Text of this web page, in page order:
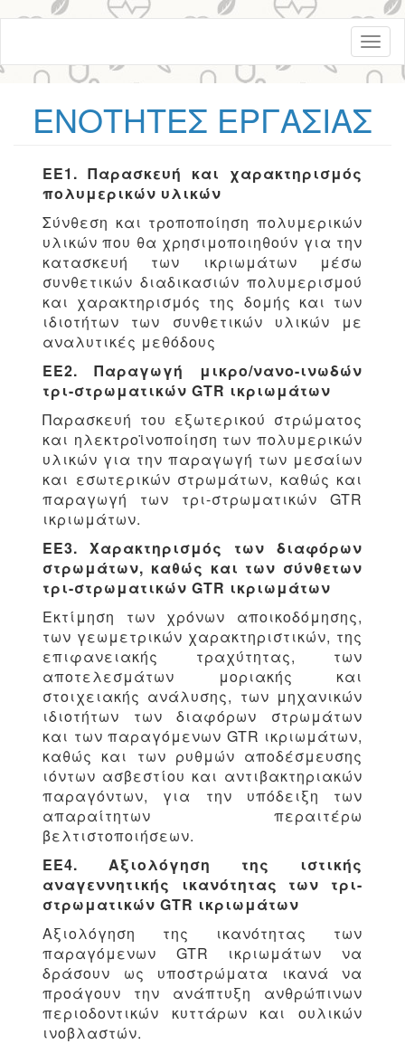
main
content
ΕΝΟΤΗΤΕΣ ΕΡΓΑΣΙΑΣ
ΕΕ1. Παρασκευή και χαρακτηρισμός
πολυμερικών υλικών
Σύνθεση και τροποποίηση πολυμερικών
υλικών που θα χρησιμοποιηθούν για την
κατασκευή των ικριωμάτων μέσω
συνθετικών διαδικασιών πολυμερισμού
και χαρακτηρισμός της δομής και των
ιδιοτήτων των συνθετικών υλικών με
αναλυτικές μεθόδους
ΕΕ2. Παραγωγή μικρο/νανο-ινωδών
τρι-στρωματικών GTR ικριωμάτων
Παρασκευή του εξωτερικού στρώματος
και ηλεκτροϊνοποίηση των πολυμερικών
υλικών για την παραγωγή των μεσαίων
και εσωτερικών στρωμάτων, καθώς και
παραγωγή των τρι-στρωματικών GTR
ικριωμάτων.
ΕΕ3. Χαρακτηρισμός των διαφόρων
στρωμάτων, καθώς και των σύνθετων
τρι-στρωματικών GTR ικριωμάτων
Εκτίμηση των χρόνων αποικοδόμησης,
των γεωμετρικών χαρακτηριστικών, της
επιφανειακής τραχύτητας, των
αποτελεσμάτων μοριακής και
στοιχειακής ανάλυσης, των μηχανικών
ιδιοτήτων των διαφόρων στρωμάτων
και των παραγόμενων GTR ικριωμάτων,
καθώς και των ρυθμών αποδέσμευσης
ιόντων ασβεστίου και αντιβακτηριακών
παραγόντων, για την υπόδειξη των
απαραίτητων περαιτέρω
βελτιστοποιήσεων.
ΕΕ4. Αξιολόγηση της ιστικής
αναγεννητικής ικανότητας των τρι-
στρωματικών GTR ικριωμάτων
Αξιολόγηση της ικανότητας των
παραγόμενων GTR ικριωμάτων να
δράσουν ως υποστρώματα ικανά να
προάγουν την ανάπτυξη ανθρώπινων
περιοδοντικών κυττάρων και ουλικών
ινοβλαστών.